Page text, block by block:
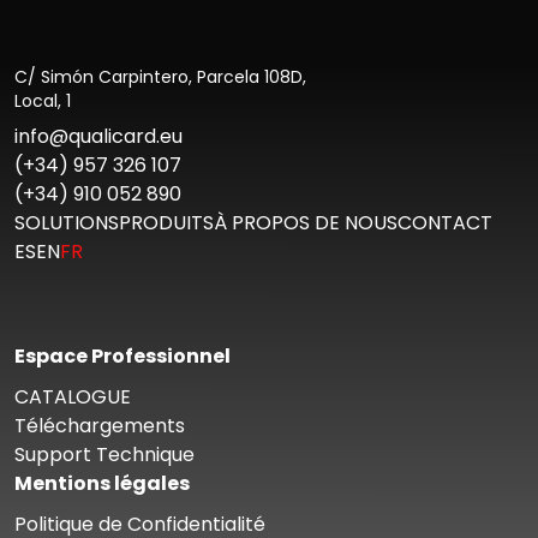
C/ Simón Carpintero, Parcela 108D,
Local, 1
info@qualicard.eu
(+34) 957 326 107
(+34) 910 052 890
SOLUTIONSPRODUITSÀ PROPOS DE NOUSCONTACT
ESENFR
Espace Professionnel
CATALOGUE
Téléchargements
Support Technique
Mentions légales
Politique de Confidentialité